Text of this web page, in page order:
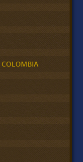
COLOMBIA